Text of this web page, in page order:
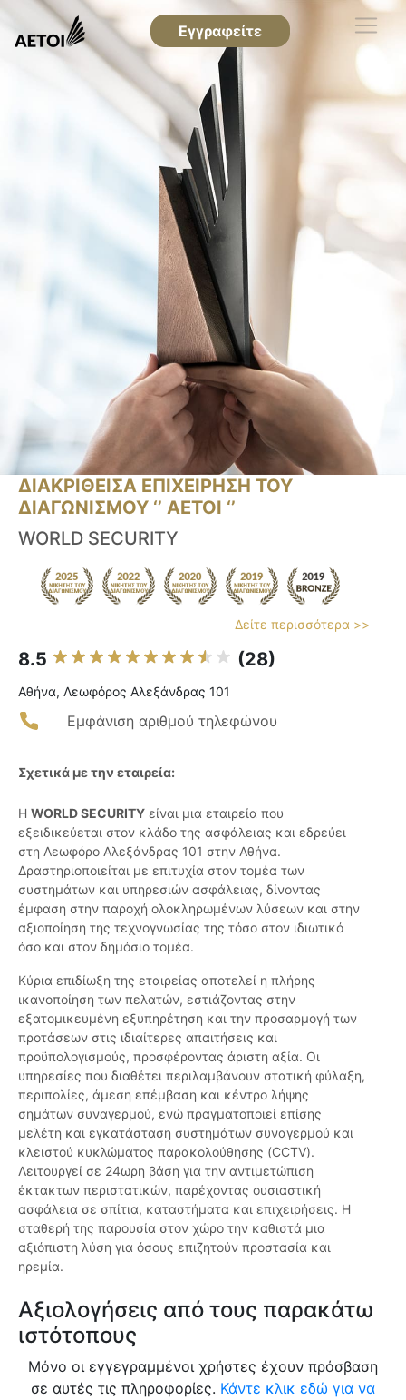
Εγγραφείτε
ΔΙΑΚΡΙΘΕΙΣΑ ΕΠΙΧΕΙΡΗΣΗ ΤΟΥ
ΔΙΑΓΩΝΙΣΜΟΥ ‘’ ΑΕΤΟΙ ‘’
WORLD SECURITY
Δείτε περισσότερα >>
8.5 (28)
Αθήνα, Λεωφόρος Αλεξάνδρας 101
Εμφάνιση αριθμού τηλεφώνου
Σχετικά με την εταιρεία:
Η WORLD SECURITY είναι μια εταιρεία που
εξειδικεύεται στον κλάδο της ασφάλειας και εδρεύει
στη Λεωφόρο Αλεξάνδρας 101 στην Αθήνα.
Δραστηριοποιείται με επιτυχία στον τομέα των
συστημάτων και υπηρεσιών ασφάλειας, δίνοντας
έμφαση στην παροχή ολοκληρωμένων λύσεων και στην
αξιοποίηση της τεχνογνωσίας της τόσο στον ιδιωτικό
όσο και στον δημόσιο τομέα.
Κύρια επιδίωξη της εταιρείας αποτελεί η πλήρης
ικανοποίηση των πελατών, εστιάζοντας στην
εξατομικευμένη εξυπηρέτηση και την προσαρμογή των
προτάσεων στις ιδιαίτερες απαιτήσεις και
προϋπολογισμούς, προσφέροντας άριστη αξία. Οι
υπηρεσίες που διαθέτει περιλαμβάνουν στατική φύλαξη,
περιπολίες, άμεση επέμβαση και κέντρο λήψης
σημάτων συναγερμού, ενώ πραγματοποιεί επίσης
μελέτη και εγκατάσταση συστημάτων συναγερμού και
κλειστού κυκλώματος παρακολούθησης (CCTV).
Λειτουργεί σε 24ωρη βάση για την αντιμετώπιση
έκτακτων περιστατικών, παρέχοντας ουσιαστική
ασφάλεια σε σπίτια, καταστήματα και επιχειρήσεις. Η
σταθερή της παρουσία στον χώρο την καθιστά μια
αξιόπιστη λύση για όσους επιζητούν προστασία και
ηρεμία.
Αξιολογήσεις από τους παρακάτω
ιστότοπους
Μόνο οι εγγεγραμμένοι χρήστες έχουν πρόσβαση
σε αυτές τις πληροφορίες. Κάντε κλικ εδώ για να